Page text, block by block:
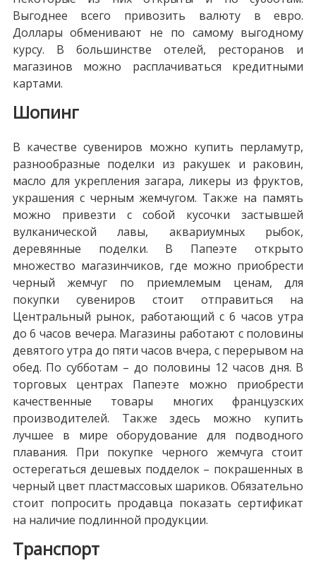
Выгоднее всего привозить валюту в евро.
Доллары обменивают не по самому выгодному
курсу. В большинстве отелей, ресторанов и
магазинов можно расплачиваться кредитными
картами.
Шопинг
В качестве сувениров можно купить перламутр,
разнообразные поделки из ракушек и раковин,
масло для укрепления загара, ликеры из фруктов,
украшения с черным жемчугом. Также на память
можно привезти с собой кусочки застывшей
вулканической лавы, аквариумных рыбок,
деревянные поделки. В Папеэте открыто
множество магазинчиков, где можно приобрести
черный жемчуг по приемлемым ценам, для
покупки сувениров стоит отправиться на
Центральный рынок, работающий с 6 часов утра
до 6 часов вечера. Магазины работают с половины
девятого утра до пяти часов вчера, с перерывом на
обед. По субботам – до половины 12 часов дня. В
торговых центрах Папеэте можно приобрести
качественные товары многих французских
производителей. Также здесь можно купить
лучшее в мире оборудование для подводного
плавания. При покупке черного жемчуга стоит
остерегаться дешевых подделок – покрашенных в
черный цвет пластмассовых шариков. Обязательно
стоит попросить продавца показать сертификат
на наличие подлинной продукции.
Транспорт